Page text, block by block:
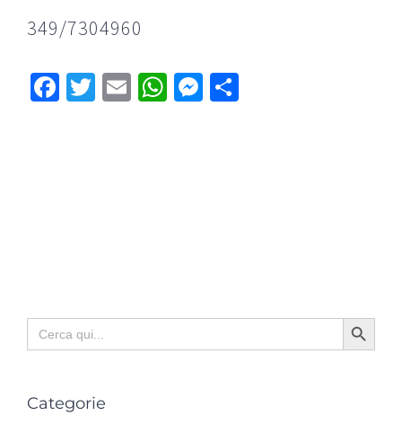
349/7304960
Facebook
Twitter
EmailWhatsApp
Messenger
Search
for:
Search Button
Categorie